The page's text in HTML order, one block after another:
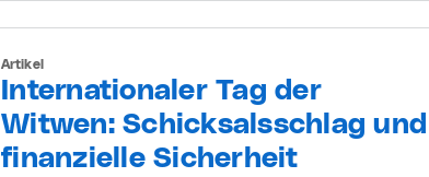
Internationaler Tag der
Witwen: Schicksalsschlag und
finanzielle Sicherheit
Artikel